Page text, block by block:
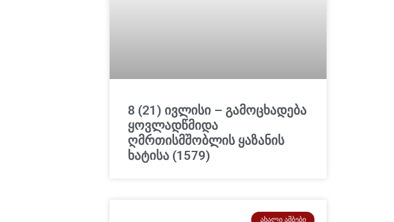
8 (21) ივლისი – გამოცხადება
ყოვლადწმიდა
ღმრთისმშობლის ყაზანის
ხატისა (1579)
ᲐᲮᲐᲚᲘ ᲐᲛᲑᲔᲑᲘ